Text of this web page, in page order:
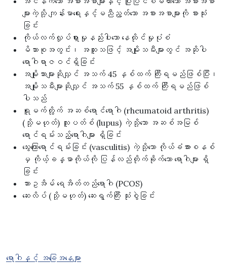
များကဲ့သို့ ကျန်းမာရေးနှင့်မညီညွတ်သော အစားအစာများကို စားသုံး
ခြင်း
ကိုယ်လက်လှုပ်ရှားမှုနည်းပါးသော နေထိုင်မှုပုံစံ
မိသားစုအတွင်း၊ အထူးသဖြင့် အမျိုးသမီးများတွင် အဆိုပါ
ရောဂါရာဇဝင်ရှိခြင်း
အမျိုးသားများဆိုလျှင် အသက် 45 နှစ်ထက် ကြီးရမည်ဖြစ်ပြီး၊
အမျိုးသမီးများဆိုလျှင် အသက် 55 နှစ်ထက် ကြီးရမည်ဖြစ်
ပါသည်
ရူမက်တွိုက် အဆစ်ရောင်ရောဂါ (rheumatoid arthritis)
(သို့မဟုတ်) လူးပတ်စ် (lupus) ကဲ့သို့သော အဆစ်အမြစ်
ရောင်ရမ်းသည့်ရောဂါများ ရှိခြင်း
သွေးကြောရောင်ရမ်းခြင်း (vasculitis) ကဲ့သို့သော ကိုယ်ခံအားစနစ်
မှ ကိုယ့်ခန္ဓာကိုယ်ကို ပြန်လည်တိုက်ခိုက်သော ရောဂါများ ရှိ
ခြင်း
သားဥအိမ် ရေအိတ်တည်ရောဂါ (PCOS)
ဆေးလိပ် (သို့မဟုတ်) ဆေးရွက်ကြီး သုံးစွဲခြင်း
ရောဂါနှင့် အခြေအနေများ